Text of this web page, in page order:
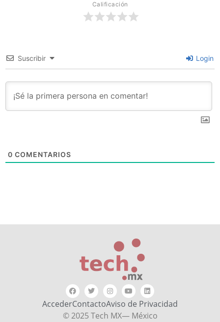
Calificación
Suscribir Login
0 COMENTARIOS
AccederContactoAviso de Privacidad
© 2025 Tech MX— México